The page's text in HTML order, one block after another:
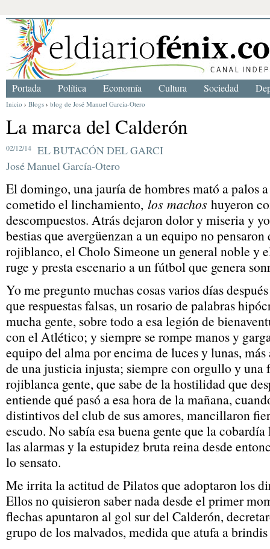
Inicio › Blogs › blog de José Manuel García-Otero
La marca del Calderón
02/12/14
EL BUTACÓN DEL GARCI
José Manuel García-Otero
El domingo, una jauría de hombres mató a palos
cometido el linchamiento, los machos huyeron
descompuestos. Atrás dejaron dolor y miseria y
bestias que avergüenzan a un equipo no
rojiblanco, el Cholo Simeone un general noble y
ruge y presta escenario a un fútbol que genera
Yo me pregunto muchas cosas varios días
que respuestas falsas, un rosario de palabras
mucha gente, sobre todo a esa legión de
con el Atlético; y siempre se rompe manos y
equipo del alma por encima de luces y lunas,
de una justicia injusta; siempre con orgullo y una
rojiblanca gente, que sabe de la hostilidad que
entiende qué pasó a esa hora de la mañana,
distintivos del club de sus amores, mancillaron
escudo. No sabía esa buena gente que la
las alarmas y la estupidez bruta reina desde
lo sensato.
Me irrita la actitud de Pilatos que adoptaron los
Ellos no quisieron saber nada desde el primer
flechas apuntaron al gol sur del Calderón,
grupo de los malvados, medida que atufa a
Portada Política Economía Cultura Sociedad